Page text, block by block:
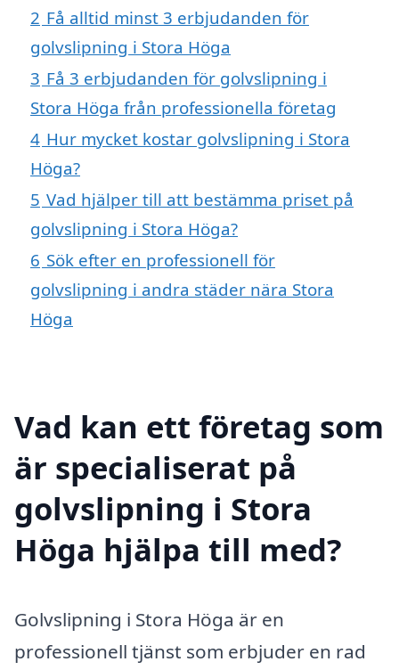
2 Få alltid minst 3 erbjudanden för
golvslipning i Stora Höga
3 Få 3 erbjudanden för golvslipning i
Stora Höga från professionella företag
4 Hur mycket kostar golvslipning i Stora
Höga?
5 Vad hjälper till att bestämma priset på
golvslipning i Stora Höga?
6 Sök efter en professionell för
golvslipning i andra städer nära Stora
Höga
Vad kan ett företag som
är specialiserat på
golvslipning i Stora
Höga hjälpa till med?
Golvslipning i Stora Höga är en
professionell tjänst som erbjuder en rad